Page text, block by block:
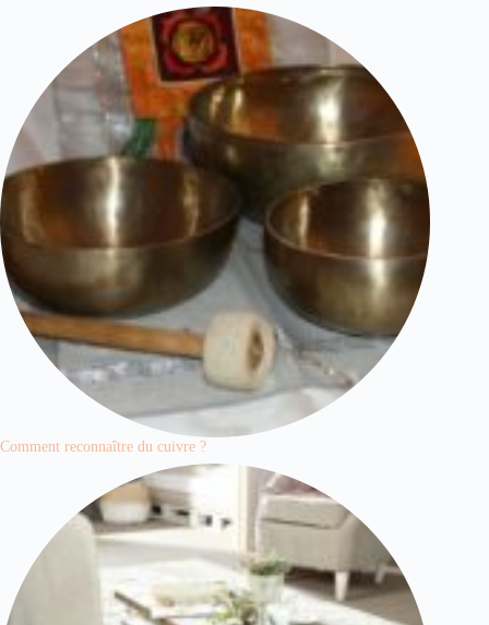
Comment reconnaître du cuivre ?